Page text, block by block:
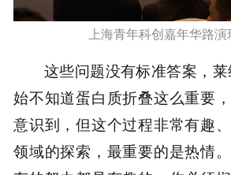
上海青年科创嘉年华路演
这些问题没有标准答案，
始不知道蛋白质折叠这么重要
意识到，但这个过程非常有趣
领域的探索，最重要的是热情